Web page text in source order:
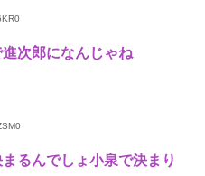
次郎になんじゃね
るんでしょ小泉で決まり